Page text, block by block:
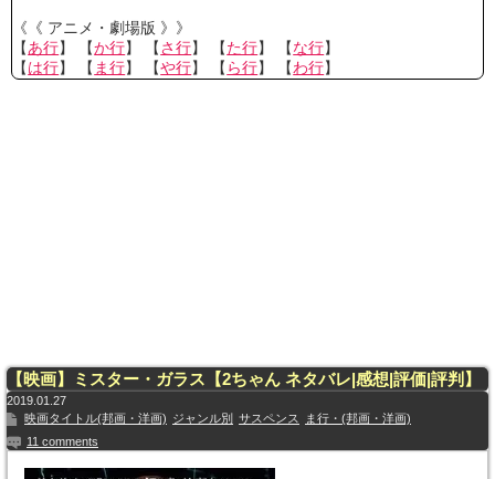
《《 アニメ・劇場版 》》
【あ行】 【か行】 【さ行】 【た行】 【な行】
【は行】 【 ま行】 【や行】 【 ら行】 【わ行】
【映画】ミスター・ガラス【2ちゃん ネタバレ|感想|評価|評判】
2019.01.27
映画タイトル(邦画・洋画) ジャンル別 サスペンス
ま行・(邦画・洋画)
11 comments